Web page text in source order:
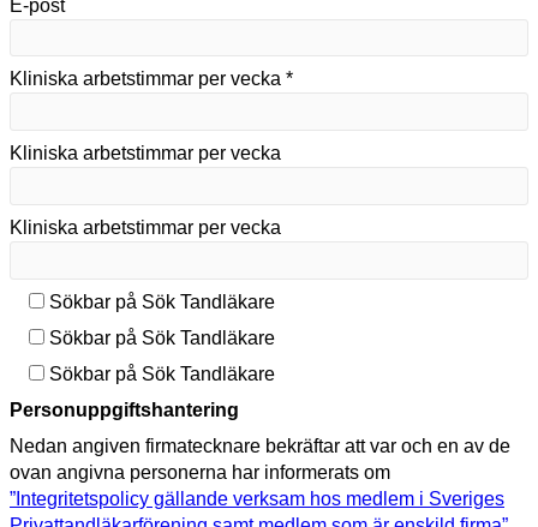
E-post
Kliniska arbetstimmar per vecka *
Kliniska arbetstimmar per vecka
Kliniska arbetstimmar per vecka
Sökbar på Sök Tandläkare
Sökbar på Sök Tandläkare
Sökbar på Sök Tandläkare
Personuppgiftshantering
Nedan angiven firmatecknare bekräftar att var och en av de
ovan angivna personerna har informerats om
”Integritetspolicy gällande verksam hos medlem i Sveriges